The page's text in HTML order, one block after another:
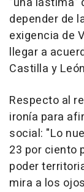
depender de
exigencia de
llegar a
Castilla y
Respecto al
ironía para
social: "Lo
23 por ciento
poder
mira a los